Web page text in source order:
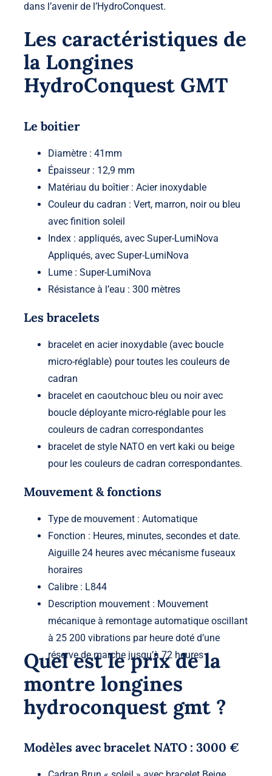
dans l’avenir de l’HydroConquest.
Les caractéristiques de
la Longines
HydroConquest GMT
Le boitier
Diamètre : 41mm
Épaisseur : 12,9 mm
Matériau du boîtier : Acier inoxydable
Couleur du cadran : Vert, marron, noir ou bleu
avec finition soleil
Index : appliqués, avec Super-LumiNova
Appliqués, avec Super-LumiNova
Lume : Super-LumiNova
Résistance à l’eau : 300 mètres
Les bracelets
bracelet en acier inoxydable (avec boucle
micro-réglable) pour toutes les couleurs de
cadran
bracelet en caoutchouc bleu ou noir avec
boucle déployante micro-réglable pour les
couleurs de cadran correspondantes
bracelet de style NATO en vert kaki ou beige
pour les couleurs de cadran correspondantes.
Mouvement & fonctions
Type de mouvement : Automatique
Fonction : Heures, minutes, secondes et date.
Aiguille 24 heures avec mécanisme fuseaux
horaires
Calibre : L844
Description mouvement : Mouvement
mécanique à remontage automatique oscillant
à 25 200 vibrations par heure doté d’une
réserve de marche jusqu’à 72 heures
Quel est le prix de la
montre longines
hydroconquest gmt ?
Modèles avec bracelet NATO : 3000 €